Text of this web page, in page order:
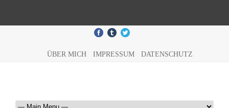
ÜBER MICH IMPRESSUM DATENSCHUTZ